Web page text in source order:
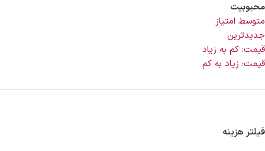
محبوبیت
متوسط امتیاز
جدیدترین
قیمت: کم به زیاد
قیمت: زیاد به کم
فیلتر هزینه